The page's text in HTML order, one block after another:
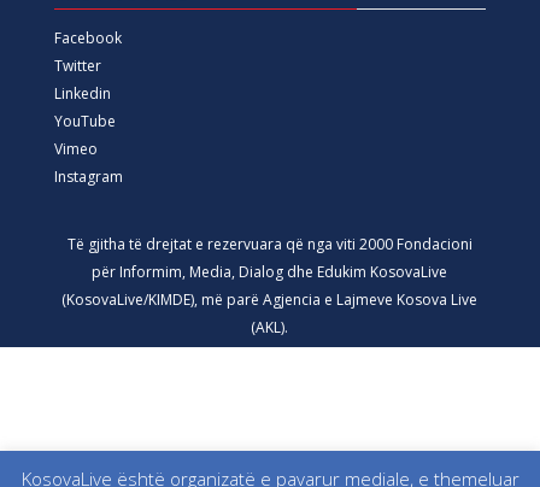
Facebook
Twitter
Linkedin
YouTube
Vimeo
Instagram
Të gjitha të drejtat e rezervuara që nga viti 2000 Fondacioni
për Informim, Media, Dialog dhe Edukim KosovaLive
(KosovaLive/KIMDE), më parë Agjencia e Lajmeve Kosova Live
(AKL).
KosovaLive është organizatë e pavarur mediale, e themeluar